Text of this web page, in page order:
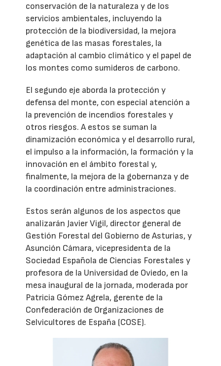
conservación de la naturaleza y de los
servicios ambientales, incluyendo la
protección de la biodiversidad, la mejora
genética de las masas forestales, la
adaptación al cambio climático y el papel de
los montes como sumideros de carbono.
El segundo eje aborda la protección y
defensa del monte, con especial atención a
la prevención de incendios forestales y
otros riesgos. A estos se suman la
dinamización económica y el desarrollo rural,
el impulso a la información, la formación y la
innovación en el ámbito forestal y,
finalmente, la mejora de la gobernanza y de
la coordinación entre administraciones.
Estos serán algunos de los aspectos que
analizarán Javier Vigil, director general de
Gestión Forestal del Gobierno de Asturias, y
Asunción Cámara, vicepresidenta de la
Sociedad Española de Ciencias Forestales y
profesora de la Universidad de Oviedo, en la
mesa inaugural de la jornada, moderada por
Patricia Gómez Agrela, gerente de la
Confederación de Organizaciones de
Selvicultores de España (COSE).